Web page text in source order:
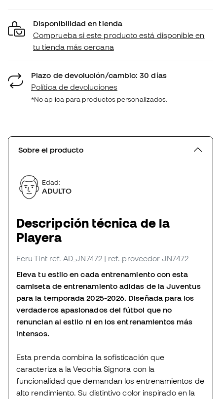
Disponibilidad en tienda
Comprueba si este producto está disponible en
tu tienda más cercana
Plazo de devolución/cambio: 30 días
Política de devoluciones
*No aplica para productos personalizados.
Sobre el producto
Edad:
ADULTO
Descripción técnica de la
Playera
Ecru Tint ref. AD_JN7472 | ref. proveedor JN7472
Eleva tu estilo en cada entrenamiento con esta
camiseta de entrenamiento adidas de la Juventus
para la temporada 2025-2026. Diseñada para los
verdaderos apasionados del fútbol que no
renuncian al estilo ni en los entrenamientos más
intensos.
Esta prenda combina la sofisticación que
caracteriza a la Vecchia Signora con la
funcionalidad que demandan los entrenamientos de
alto rendimiento. Su distintivo color inspirado en la